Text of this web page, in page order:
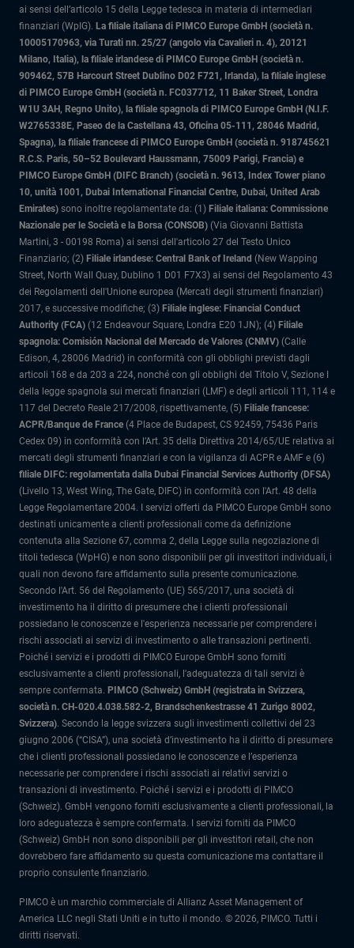
ai sensi dell’articolo 15 della Legge tedesca in materia di intermediari
finanziari (WpIG). La filiale italiana di PIMCO Europe GmbH (società n.
10005170963, via Turati nn. 25/27 (angolo via Cavalieri n. 4), 20121
Milano, Italia), la filiale irlandese di PIMCO Europe GmbH (società n.
909462, 57B Harcourt Street Dublino D02 F721, Irlanda), la filiale inglese
di PIMCO Europe GmbH (società n. FC037712, 11 Baker Street, Londra
W1U 3AH, Regno Unito), la filiale spagnola di PIMCO Europe GmbH (N.I.F.
W2765338E, Paseo de la Castellana 43, Oficina 05-111, 28046 Madrid,
Spagna), la filiale francese di PIMCO Europe GmbH (società n. 918745621
R.C.S. Paris, 50–52 Boulevard Haussmann, 75009 Parigi, Francia) e
PIMCO Europe GmbH (DIFC Branch) (società n. 9613, Index Tower piano
10, unità 1001, Dubai International Financial Centre, Dubai, United Arab
Emirates) sono inoltre regolamentate da: (1) Filiale italiana: Commissione
Nazionale per le Società e la Borsa (CONSOB) (Via Giovanni Battista
Martini, 3 - 00198 Roma) ai sensi dell'articolo 27 del Testo Unico
Finanziario; (2) Filiale irlandese: Central Bank of Ireland (New Wapping
Street, North Wall Quay, Dublino 1 D01 F7X3) ai sensi del Regolamento 43
dei Regolamenti dell'Unione europea (Mercati degli strumenti finanziari)
2017, e successive modifiche; (3) Filiale inglese: Financial Conduct
Authority (FCA) (12 Endeavour Square, Londra E20 1JN); (4) Filiale
spagnola: Comisión Nacional del Mercado de Valores (CNMV) (Calle
Edison, 4, 28006 Madrid) in conformità con gli obblighi previsti dagli
articoli 168 e da 203 a 224, nonché con gli obblighi del Titolo V, Sezione I
della legge spagnola sui mercati finanziari (LMF) e degli articoli 111, 114 e
117 del Decreto Reale 217/2008, rispettivamente, (5) Filiale francese:
ACPR/Banque de France (4 Place de Budapest, CS 92459, 75436 Paris
Cedex 09) in conformità con l’Art. 35 della Direttiva 2014/65/UE relativa ai
mercati degli strumenti finanziari e con la vigilanza di ACPR e AMF e (6)
filiale DIFC: regolamentata dalla Dubai Financial Services Authority (DFSA)
(Livello 13, West Wing, The Gate, DIFC) in conformità con l'Art. 48 della
Legge Regolamentare 2004. I servizi offerti da PIMCO Europe GmbH sono
destinati unicamente a clienti professionali come da definizione
contenuta alla Sezione 67, comma 2, della Legge sulla negoziazione di
titoli tedesca (WpHG) e non sono disponibili per gli investitori individuali, i
quali non devono fare affidamento sulla presente comunicazione.
Secondo l'Art. 56 del Regolamento (UE) 565/2017, una società di
investimento ha il diritto di presumere che i clienti professionali
possiedano le conoscenze e l'esperienza necessarie per comprendere i
rischi associati ai servizi di investimento o alle transazioni pertinenti.
Poiché i servizi e i prodotti di PIMCO Europe GmbH sono forniti
esclusivamente a clienti professionali, l'adeguatezza di tali servizi è
sempre confermata. PIMCO (Schweiz) GmbH (registrata in Svizzera,
società n. CH-020.4.038.582-2, Brandschenkestrasse 41 Zurigo 8002,
Svizzera). Secondo la legge svizzera sugli investimenti collettivi del 23
giugno 2006 (“CISA”), una società d’investimento ha il diritto di presumere
che i clienti professionali possiedano le conoscenze e l’esperienza
necessarie per comprendere i rischi associati ai relativi servizi o
transazioni di investimento. Poiché i servizi e i prodotti di PIMCO
(Schweiz). GmbH vengono forniti esclusivamente a clienti professionali, la
loro adeguatezza è sempre confermata.
I servizi forniti da PIMCO
(Schweiz) GmbH non sono disponibili per gli investitori retail, che non
dovrebbero fare affidamento su questa comunicazione ma contattare il
proprio consulente finanziario.
PIMCO è un marchio commerciale di Allianz Asset Management of
America LLC negli Stati Uniti e in tutto il mondo. © 2026, PIMCO. Tutti i
diritti riservati.